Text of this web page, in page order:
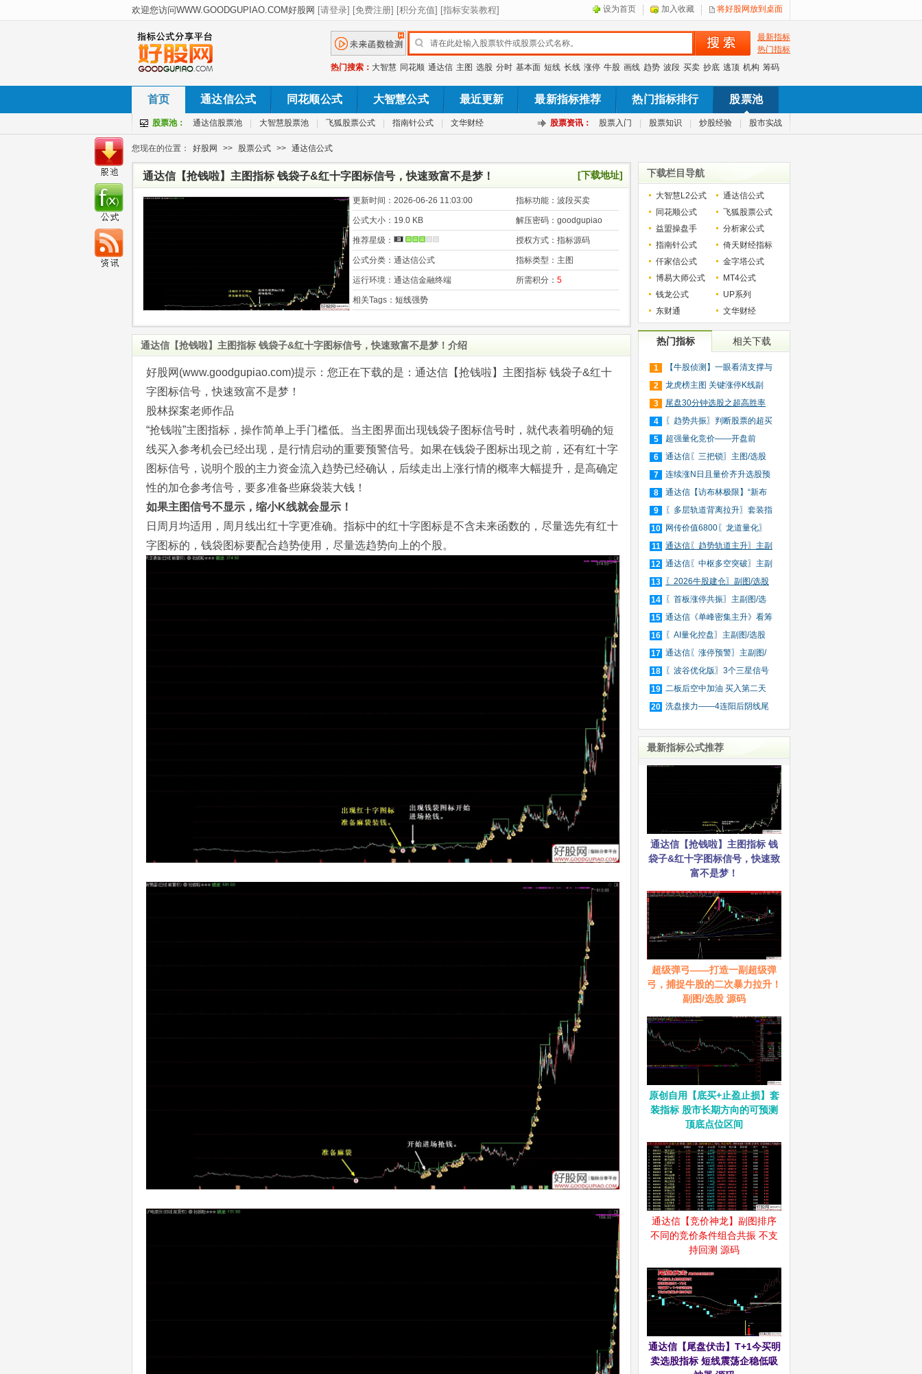
设为首页 加入收藏 将好股网放到桌面
最新指标
热门指标
热门搜索： 大智慧 同花顺 通达信 主图 选股 分时 基本面 短线 长线 涨停 牛股 画线 趋势 波段 买卖 抄底 逃顶 机构 筹码
首页 通达信公式 同花顺公式 大智慧公式 最近更新 最新指标推荐 热门指标排行 股票池
股票池： 通达信股票池 大智慧股票池 飞狐股票公式 指南针公式 文华财经 股票资讯： 股票入门 股票知识 炒股经验 股市实战
您现在的位置： 好股网 >> 股票公式 >> 通达信公式
通达信【抢钱啦】主图指标 钱袋子&红十字图标信号，快速致富不是梦！ [下载地址]
更新时间： 2026-06-26 11:03:00 指标功能： 波段买卖
公式大小： 19.0 KB 解压密码： goodgupiao
推荐星级： 授权方式： 指标源码
公式分类： 通达信公式 指标类型： 主图
运行环境： 通达信金融终端 所需积分： 5
相关Tags： 短线强势
通达信【抢钱啦】主图指标 钱袋子&红十字图标信号，快速致富不是梦！介绍
好股网(www.goodgupiao.com)提示：您正在下载的是：通达信【抢钱啦】主图指标 钱袋子&红十
字图标信号，快速致富不是梦！
股林探案老师作品
“抢钱啦”主图指标，操作简单上手门槛低。当主图界面出现钱袋子图标信号时，就代表着明确的短
线买入参考机会已经出现，是行情启动的重要预警信号。如果在钱袋子图标出现之前，还有红十字
图标信号，说明个股的主力资金流入趋势已经确认，后续走出上涨行情的概率大幅提升，是高确定
性的加仓参考信号，要多准备些麻袋装大钱！
如果主图信号不显示，缩小K线就会显示！
日周月均适用，周月线出红十字更准确。指标中的红十字图标是不含未来函数的，尽量选先有红十
字图标的，钱袋图标要配合趋势使用，尽量选趋势向上的个股。
下载栏目导航
大智慧L2公式
通达信公式
同花顺公式
飞狐股票公式
益盟操盘手
分析家公式
指南针公式
倚天财经指标
仟家信公式
金字塔公式
博易大师公式
MT4公式
钱龙公式
UP系列
东财通
文华财经
热门指标 相关下载
1
【牛股侦测】一眼看清支撑与
压
2
龙虎榜主图 关键涨停K线副
图/
3
尾盘30分钟选股之超高胜率
版（
4
〖趋势共振〗判断股票的超买
超
5
超强量化竞价——开盘前
（9:3
6
通达信〖三把锁〗主图/选股
短
7
连续涨N日且量价齐升选股预
警
8
通达信【访布林极限】“新布
林
9
〖多层轨道背离拉升〗套装指
标
10
网传价值6800〖龙道量化〗
擒龙
11 通达信〖趋势轨道主升〗主副
图
12 通达信〖中枢多空突破〗主副
图
13
〖2026牛股建仓〗副图/选股
适
14
〖首板涨停共振〗主副图/选
股
15 通达信《单峰密集主升》看筹
码
16
〖AI量化控盘〗主副图/选股
筛
17 通达信〖涨停预警〗主副图/
选
18
〖波谷优化版〗3个三星信号
捕
19 二板后空中加油 买入第二天
就
20 洗盘接力——4连阳后阴线尾
最新指标公式推荐
通达信【抢钱啦】主图指标 钱
袋子&红十字图标信号，快速致
富不是梦！
超级弹弓——打造一副超级弹
弓，捕捉牛股的二次暴力拉升！
副图/选股 源码
原创自用【底买+止盈止损】套
装指标 股市长期方向的可预测
顶底点位区间
通达信【竞价神龙】副图排序
不同的竞价条件组合共振 不支
持回测 源码
通达信【尾盘伏击】T+1今买明
卖选股指标 短线震荡企稳低吸